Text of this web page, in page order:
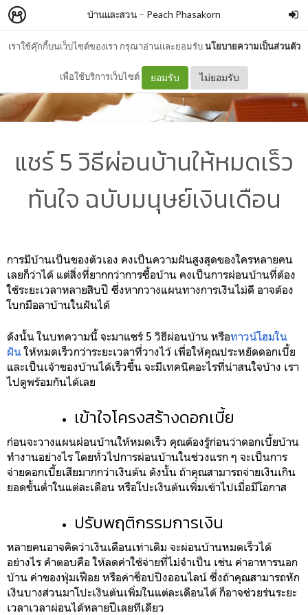
เราใช้คุ๊กกี้บนเว็บไซต์ของเรา กรุณาอ่านและยอมรับนโยบายความเป็นส่วนตัว
เพื่อใช้บริการเว็บไซต์ ยอมรับ ไม่ยอมรับ
บ้านและสวน – Peach Phasakorn
แชร์ 5 วิธีผ่อนบ้านให้หมดเร็ว
ทันใจ ฉบับมนุษย์เงินเดือน
การมีบ้านเป็นของตัวเอง คงเป็นความฝันสูงสุดของใครหลายคน
เลยก็ว่าได้ แต่สิ่งที่ยากกว่าการซื้อบ้าน คงเป็นการผ่อนบ้านที่ต้อง
ใช้ระยะเวลาหลายสิบปี ซึ่งหากวางแผนทางการเงินไม่ดี อาจต้อง
โบกมือลาบ้านในฝันได้
ดังนั้น ในบทความนี้ จะมาแชร์ 5 วิธีผ่อนบ้าน หรือทาวน์โฮมใน
ฝันให้หมดเร็วกว่าระยะเวลาที่วางไว้ เพื่อให้คุณประหยัดดอกเบี้ย
และเป็นเจ้าของบ้านได้เร็วขึ้น จะมีเทคนิคอะไรที่น่าสนใจบ้าง เรา
ไปดูพร้อมกันได้เลย
เข้าใจโครงสร้างดอกเบี้ย
ก่อนจะวางแผนผ่อนบ้านให้หมดเร็ว คุณต้องรู้ก่อนว่าดอกเบี้ยบ้าน
ทำงานอย่างไร โดยทั่วไปการผ่อนบ้านในช่วงแรก ๆ จะเป็นการ
จ่ายดอกเบี้ยเสียมากกว่าเงินต้น ดังนั้น ถ้าคุณสามารถจ่ายเงินเกิน
ยอดขั้นต่ำในแต่ละเดือน หรือโปะเงินต้นเพิ่มเข้าไปเมื่อมีโอกาส
ปรับพฤติกรรมการเงิน
หลายคนอาจคิดว่าเงินเดือนเท่าเดิม จะผ่อนบ้านหมดเร็วได้
อย่างไร คำตอบคือ ให้ลดค่าใช้จ่ายที่ไม่จำเป็น เช่น ค่าอาหารนอก
บ้าน ค่าของฟุ่มเฟือย หรือค่าช็อปปิงออนไลน์ ซึ่งถ้าคุณสามารถหัก
เงินบางส่วนมาโปะเงินต้นเพิ่มในแต่ละเดือนได้ ก็อาจช่วยร่นระยะ
เวลาเวลาผ่อนได้หลายปีเลยทีเดียว